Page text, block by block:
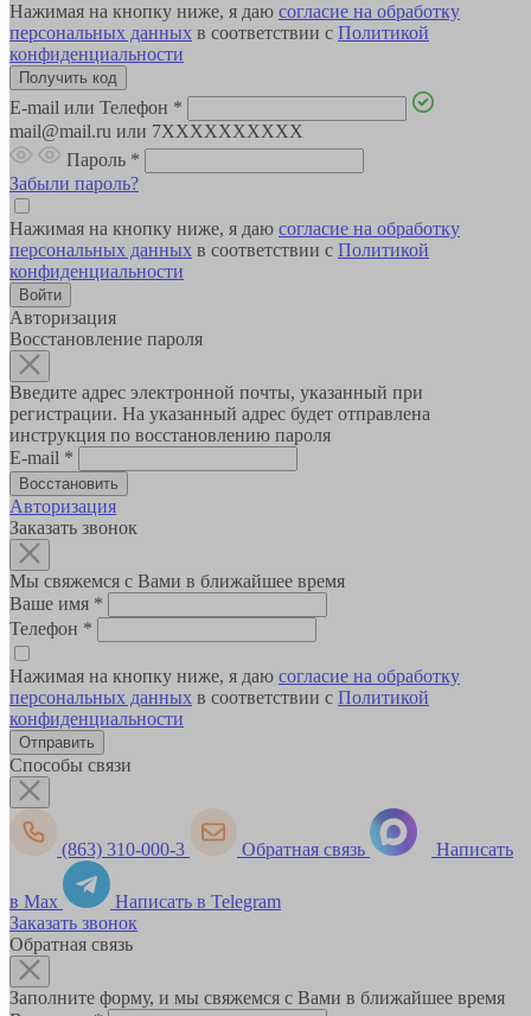
Нажимая на кнопку ниже, я даю согласие на обработку
персональных данных в соответствии с Политикой
конфиденциальности
E-mail или Телефон *
mail@mail.ru или 7XXXXXXXXXX
Пароль *
Забыли пароль?
Нажимая на кнопку ниже, я даю согласие на обработку
персональных данных в соответствии с Политикой
конфиденциальности
Авторизация
Восстановление пароля
Введите адрес электронной почты, указанный при
регистрации. На указанный адрес будет отправлена
инструкция по восстановлению пароля
E-mail *
Авторизация
Заказать звонок
Мы свяжемся с Вами в ближайшее время
Ваше имя *
Телефон *
Нажимая на кнопку ниже, я даю согласие на обработку
персональных данных в соответствии с Политикой
конфиденциальности
Способы связи
(863) 310-000-3 Обратная связь Написать
в Max
Написать в Telegram
Заказать звонок
Обратная связь
Заполните форму, и мы свяжемся с Вами в ближайшее время